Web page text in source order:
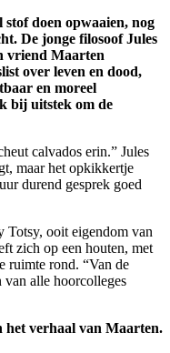
stof doen opwaaien, nog
De jonge filosoof Jules
vriend Maarten
over leven en dood,
en moreel
bij uitstek om de
calvados erin.” Jules
maar het opkikkertje
durend gesprek goed
Totsy, ooit eigendom van
zich op een houten, met
ruimte rond. “Van de
van alle hoorcolleges
het verhaal van Maarten.